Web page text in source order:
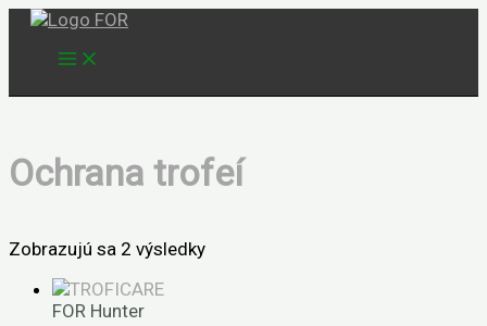
Preskočiť
Ochrana trofeí
Zobrazujú sa 2 výsledky
FOR Hunter